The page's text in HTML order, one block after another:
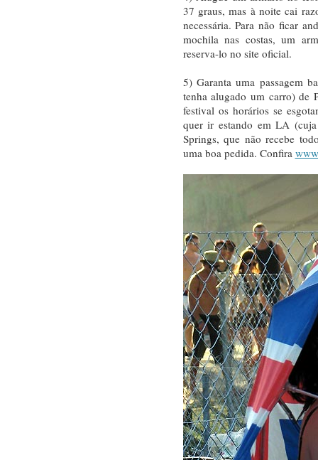
37 graus, mas à noite cai
necessária. Para não ficar
mochila nas costas, um
reserva-lo no site oficial.
5) Garanta uma passagem
tenha alugado um carro) de
festival os horários se
quer ir estando em LA
Springs, que não recebe
uma boa pedida. Confira